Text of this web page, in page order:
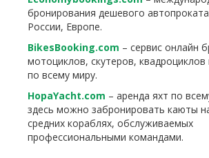
бронирования дешевого
России, Европе.
BikesBooking.com – сервис онлайн
мотоциклов, скутеров, квадроциклов
по всему миру.
HopaYacht.com – аренда яхт по
здесь можно забронировать каюты
средних кораблях, обслуживаемых
профессиональными командами.